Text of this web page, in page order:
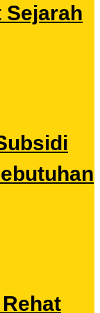
Sejarah